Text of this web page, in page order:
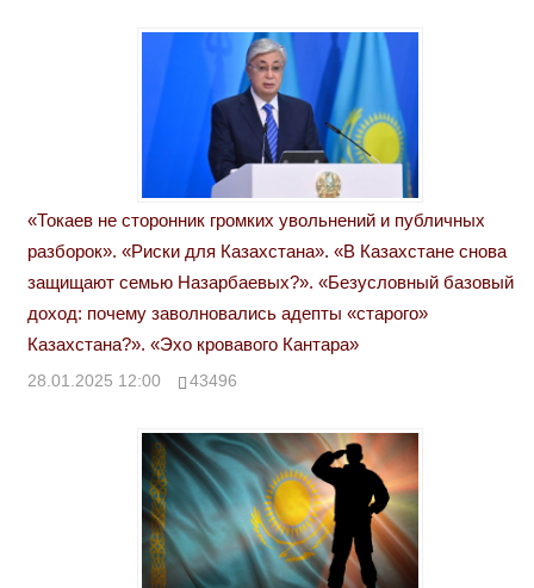
«Токаев не сторонник громких увольнений и публичных
разборок». «Риски для Казахстана». «В Казахстане снова
защищают семью Назарбаевых?». «Безусловный базовый
доход: почему заволновались адепты «старого»
Казахстана?». «Эхо кровавого Кантара»
28.01.2025 12:00 43496